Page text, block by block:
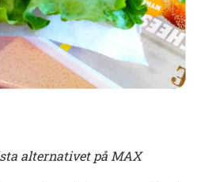
alternativet på MAX